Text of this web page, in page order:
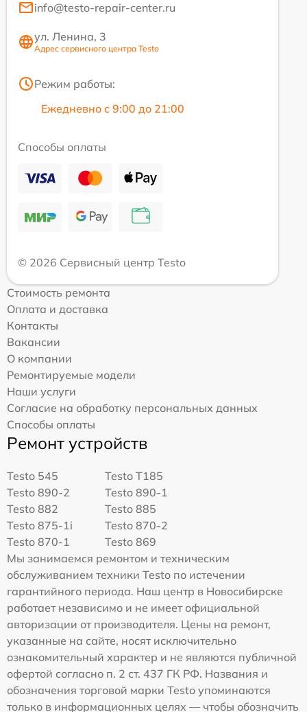
info@testo-repair-center.ru
ул. Ленина, 3
Адрес сервисного центра Testo
Режим работы:
Ежедневно с 9:00 до 21:00
Способы оплаты
© 2026 Сервисный центр Testo
Стоимость ремонта
Оплата и доставка
Контакты
Вакансии
О компании
Ремонтируемые модели
Наши услуги
Согласие на обработку персональных данных
Способы оплаты
Ремонт устройств
Testo 545
Testo T185
Testo 890-2
Testo 890-1
Testo 882
Testo 885
Testo 875-1i
Testo 870-2
Testo 870-1
Testo 869
Мы занимаемся ремонтом и техническим
обслуживанием техники Testo по истечении
гарантийного периода. Наш центр в Новосибирске
работает независимо и не имеет официальной
авторизации от производителя. Цены на ремонт,
указанные на сайте, носят исключительно
ознакомительный характер и не являются публичной
офертой согласно п. 2 ст. 437 ГК РФ. Названия и
обозначения торговой марки Testo упоминаются
только в информационных целях — чтобы обозначить